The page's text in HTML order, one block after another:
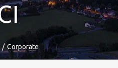
Corporate